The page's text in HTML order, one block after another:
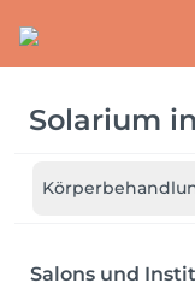
Solarium in
Salons und